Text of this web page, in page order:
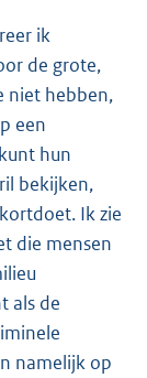
ik
de grote,
niet hebben,
een
hun
bekijken,
Ik zie
die mensen
als de
namelijk op